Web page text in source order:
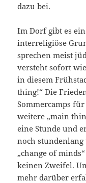
dazu bei.
Im Dorf gibt es
interreligiöse
sprechen meist
versteht sofort
in diesem
thing!“ Die
Sommercamps
weitere „main
eine Stunde und
noch
„change of
keinen Zweifel.
mehr darüber